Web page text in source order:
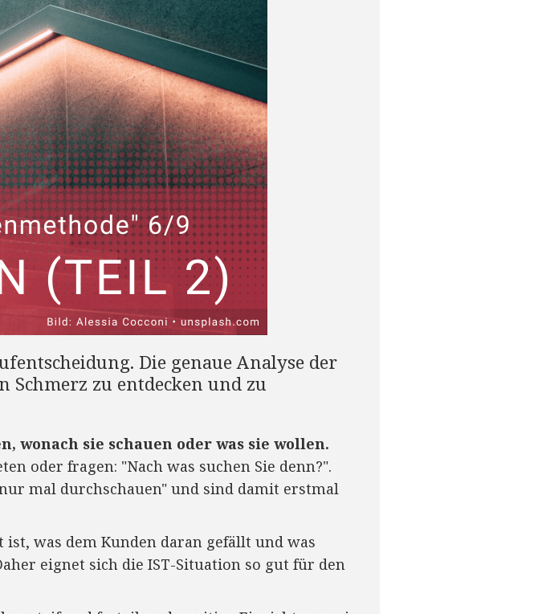
Die genaue Analyse der
Schmerz zu entdecken und zu
wonach sie schauen oder was sie wollen.
oder fragen: "Nach was suchen Sie denn?".
mal durchschauen" und sind damit erstmal
was dem Kunden daran gefällt und was
eignet sich die IST-Situation so gut für den